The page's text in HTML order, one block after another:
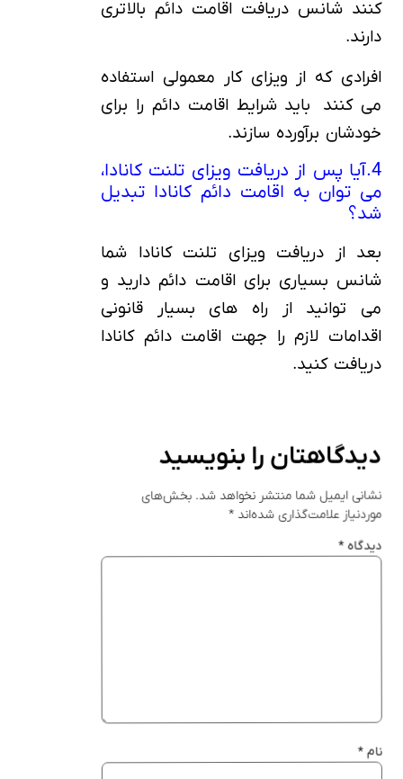
کنند شانس دریافت اقامت دائم بالاتری
دارند.
افرادی که از ویزای کار معمولی استفاده
می کنند باید شرایط اقامت دائم را برای
خودشان برآورده سازند.
4.آیا پس از دریافت ویزای تلنت کانادا،
می توان به اقامت دائم کانادا تبدیل
شد؟
بعد از دریافت ویزای تلنت کانادا شما
شانس بسیاری برای اقامت دائم دارید و
می توانید از راه های بسیار قانونی
اقدامات لازم را جهت اقامت دائم کانادا
دریافت کنید.
دیدگاهتان را بنویسید
نشانی ایمیل شما منتشر نخواهد شد. بخش‌های
موردنیاز علامت‌گذاری شده‌اند *
دیدگاه*
نام*